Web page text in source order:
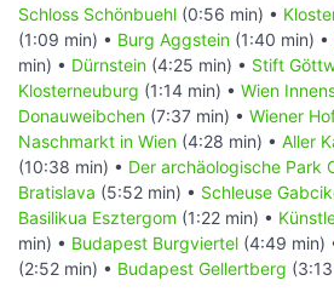
Schloss Schönbuehl (0:56 min) •
(1:09 min) • Burg Aggstein (1:40 min) •
min) • Dürnstein (4:25 min) • Stift
Klosterneuburg (1:14 min) • Wien
Donauweibchen (7:37 min) • Wiener
Naschmarkt in Wien (4:28 min) • Aller
(10:38 min) • Der archäologische Park
Bratislava (5:52 min) • Schleuse
Basilikua Esztergom (1:22 min) •
min) • Budapest Burgviertel (4:49 min)
(2:52 min) • Budapest Gellertberg